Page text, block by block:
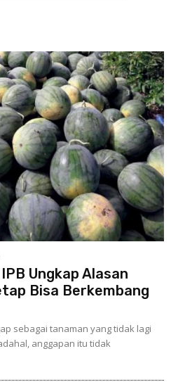
Ungkap Alasan
Bisa Berkembang
sebagai tanaman yang tidak lagi
anggapan itu tidak